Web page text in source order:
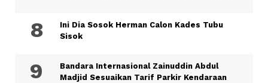
Ini Dia Sosok Herman Calon Kades Tubu
Sisok
Bandara Internasional Zainuddin Abdul
Madjid Sesuaikan Tarif Parkir Kendaraan